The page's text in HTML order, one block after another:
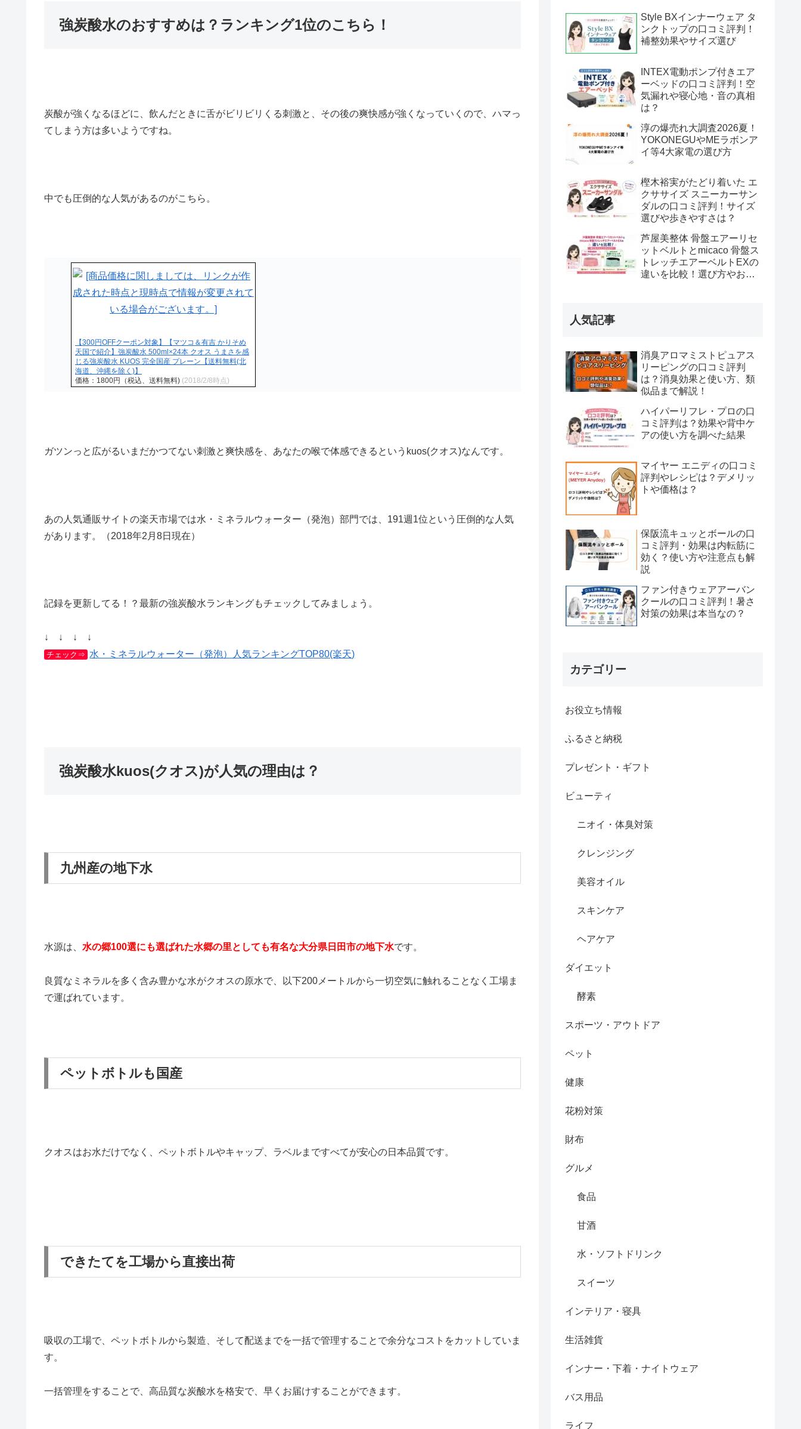
強炭酸水のおすすめは？ランキング1位のこちら！
炭酸が強くなるほどに、飲んだときに舌がビリビリくる刺激と、その後の爽快感が強くなっていくので、ハマっ
てしまう方は多いようですね。
中でも圧倒的な人気があるのがこちら。
【300円OFFクーポン対象】【マツコ＆有吉 かりそめ
天国で紹介】強炭酸水 500ml×24本 クオス うまさを感
じる強炭酸水 KUOS 完全国産 プレーン【送料無料(北
海道、沖縄を除く)】
価格：1800円（税込、送料無料) (2018/2/8時点)
ガツンっと広がるいまだかつてない刺激と爽快感を、あなたの喉で体感できるというkuos(クオス)なんです。
あの人気通販サイトの楽天市場では水・ミネラルウォーター（発泡）部門では、191週1位という圧倒的な人気
があります。（2018年2月8日現在）
記録を更新してる！？最新の強炭酸水ランキングもチェックしてみましょう。
↓ ↓ ↓ ↓
チェック⇒ 水・ミネラルウォーター（発泡）人気ランキングTOP80(楽天)
強炭酸水kuos(クオス)が人気の理由は？
九州産の地下水
水源は、 水の郷100選にも選ばれた水郷の里としても有名な大分県日田市の地下水です。
良質なミネラルを多く含み豊かな水がクオスの原水で、以下200メートルから一切空気に触れることなく工場ま
で運ばれています。
ペットボトルも国産
クオスはお水だけでなく、ペットボトルやキャップ、ラベルまですべてが安心の日本品質です。
できたてを工場から直接出荷
吸収の工場で、ペットボトルから製造、そして配送までを一括で管理することで余分なコストをカットしていま
す。
一括管理をすることで、高品質な炭酸水を格安で、早くお届けすることができます。
Style BXインナーウェア タ
ンクトップの口コミ評判！
補整効果やサイズ選び
INTEX電動ポンプ付きエア
ーベッドの口コミ評判！空
気漏れや寝心地・音の真相
は？
淳の爆売れ大調査2026夏！
YOKONEGUやMEラボンア
イ等4大家電の選び方
樫木裕実がたどり着いた エ
クササイズ スニーカーサン
ダルの口コミ評判！サイズ
選びや歩きやすさは？
芦屋美整体 骨盤エアーリセ
ットベルトとmicaco 骨盤ス
トレッチエアーベルトEXの
違いを比較！選び方やおす
人気記事
消臭アロマミストピュアス
リーピングの口コミ評判
は？消臭効果と使い方、類
似品まで解説！
ハイパーリフレ・プロの口
コミ評判は？効果や背中ケ
アの使い方を調べた結果
マイヤー エニディの口コミ
評判やレシピは？デメリッ
トや価格は？
保阪流キュッとボールの口
コミ評判・効果は内転筋に
効く？使い方や注意点も解
説
ファン付きウェアアーバン
クールの口コミ評判！暑さ
対策の効果は本当なの？
カテゴリー
お役立ち情報
ふるさと納税
プレゼント・ギフト
ビューティ
ニオイ・体臭対策
クレンジング
美容オイル
スキンケア
ヘアケア
ダイエット
酵素
スポーツ・アウトドア
ペット
健康
花粉対策
財布
グルメ
食品
甘酒
水・ソフトドリンク
スイーツ
インテリア・寝具
生活雑貨
インナー・下着・ナイトウェア
バス用品
ライフ